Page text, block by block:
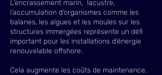
L’encrassement marin, lacustre,
l’accumulation d’organismes comme les
balanes, les algues et les moules sur les
structures immergées représente un défi
important pour les installations d’énergie
renouvelable offshore.
Cela augmente les coûts de maintenance,